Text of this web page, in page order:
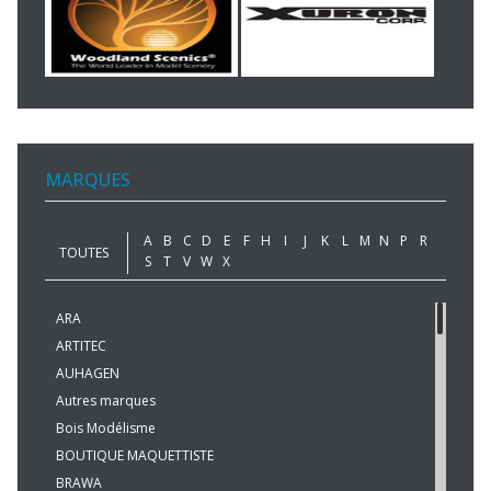
MARQUES
TOUTES
A B C D E F H I J K L M N P
R
S
T V W X
ARA
ARTITEC
AUHAGEN
Autres marques
Bois Modélisme
BOUTIQUE MAQUETTISTE
BRAWA